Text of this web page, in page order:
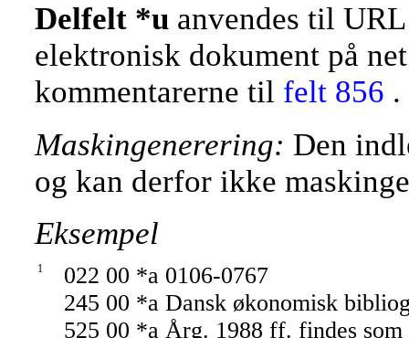
Delfelt *u anvendes til
elektronisk dokument på
kommentarerne til felt 856 .
Maskingenerering: Den
og kan derfor ikke
Eksempel
1
022 00 *a 0106-0767
245 00 *a Dansk økonomisk
525 00 *a Årg. 1988 ff. findes